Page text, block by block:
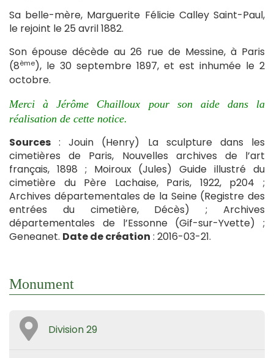
Sa belle-mère, Marguerite Félicie Calley Saint-Paul,
le rejoint le 25 avril 1882.
Son épouse décède au 26 rue de Messine, à Paris
(8ème), le 30 septembre 1897, et est inhumée le 2
octobre.
Merci à Jérôme Chailloux pour son aide dans la
réalisation de cette notice.
Sources : Jouin (Henry) La sculpture dans les
cimetières de Paris, Nouvelles archives de l’art
français, 1898 ; Moiroux (Jules) Guide illustré du
cimetière du Père Lachaise, Paris, 1922, p204 ;
Archives départementales de la Seine (Registre des
entrées du cimetière, Décès) ; Archives
départementales de l’Essonne (Gif-sur-Yvette) ;
Geneanet. Date de création : 2016-03-21.
Monument
Division 29